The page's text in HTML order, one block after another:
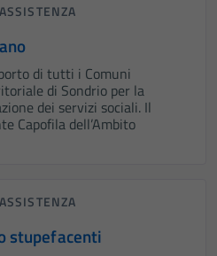
di tutti i Comuni
di Sondrio per la
dei servizi sociali. Il
Capofila dell’Ambito
stupefacenti